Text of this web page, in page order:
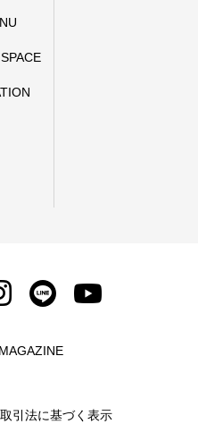
引法に基づく表示